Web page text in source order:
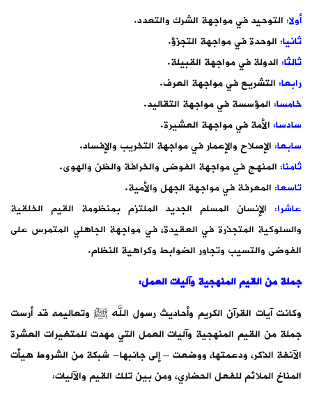
أولا:التوحيد في مواجهة الشرك والتعدد.
ثانيا:الوحدة في مواجهة التجزؤ.
ثالثا:الدولة في مواجهة القبيلة.
رابعا:التشريع في مواجهة العرف.
خامسا:المؤسسة في مواجهة التقاليد.
سادسا:الأمة في مواجهة العشيرة.
سابعا:الإصلاح والإعمار في مواجهة التخريب والإفساد.
ثامنا:المنهج في مواجهة الفوضى والخرافة والظن والهوى.
تاسعا:المعرفة في مواجهة الجهل والأمية.
عاشرا: الإنسان المسلم الجديد الملتزم بمنظومة القيم الخلقية
والسلوكية المتجذرة في العقيدة، في مواجهة الجاهلي المتمرس على
الفوضى والتسيب وتجاور الضوابط وكراهية النظام.
جملة من القيم المنهجية وآليات العمل:
وكانت آيات القرآن الكريم وأحاديث رسول الله ﷺ وتعاليمه قد أرست
جملة من القيم المنهجية وآليات العمل التي مهدت للمتغيرات العشرة
الآنفة الذكر، ودعمتها، ووضعت – إلى جانبها- شبكة من الشروط هيأت
المناخ الملائم للفعل الحضاري، ومن بين تلك القيم والآليات: